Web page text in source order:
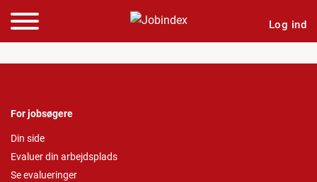
Log ind
For jobsøgere
Din side
Evaluer din arbejdsplads
Se evalueringer